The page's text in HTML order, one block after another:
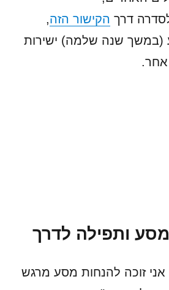
דרך הקישור הזה,
(במשך שנה שלמה) ישירות
אחר.
ותפילה לדרך
אני זוכה להנחות מסע מרגש